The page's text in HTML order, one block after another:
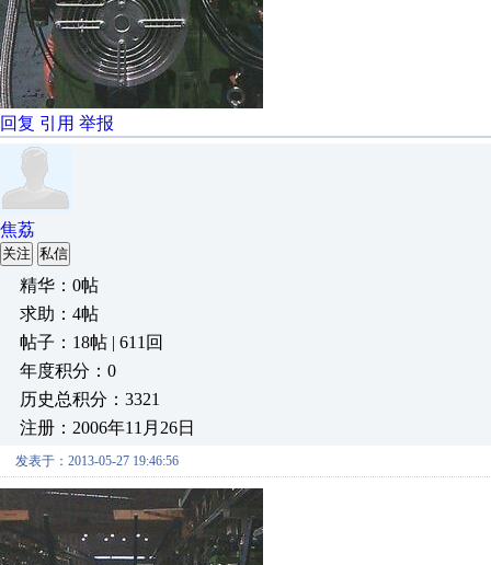
回复 引用 举报
焦荔
关注 私信
精华：0帖
求助：4帖
帖子：18帖 | 611回
年度积分：0
历史总积分：3321
注册：2006年11月26日
发表于：2013-05-27 19:46:56